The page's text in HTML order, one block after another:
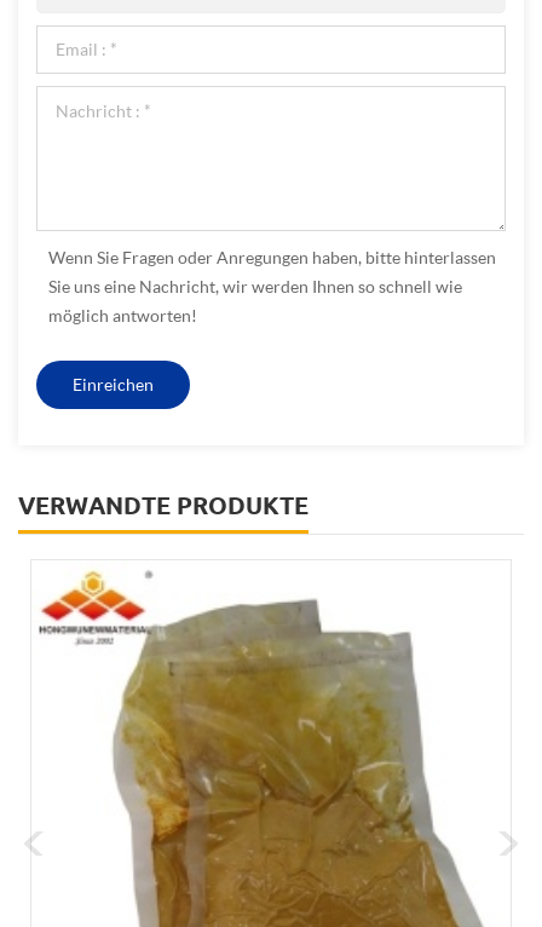
Wenn Sie Fragen oder Anregungen haben, bitte hinterlassen
Sie uns eine Nachricht, wir werden Ihnen so schnell wie
möglich antworten!
VERWANDTE PRODUKTE